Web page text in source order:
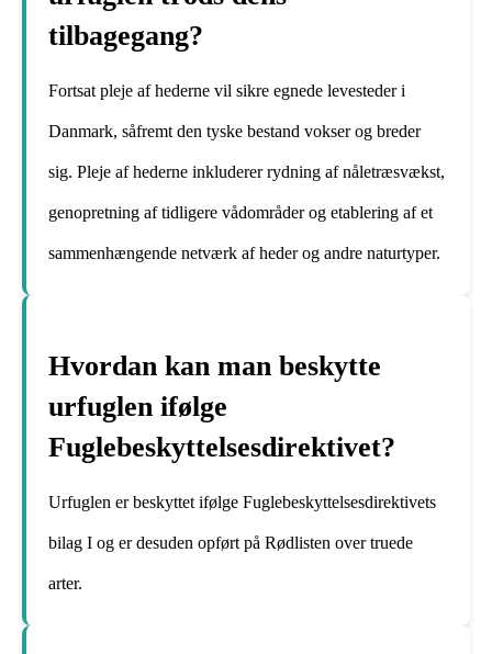
tilbagegang?
Fortsat pleje af hederne vil sikre egnede levesteder i
Danmark, såfremt den tyske bestand vokser og breder
sig. Pleje af hederne inkluderer rydning af nåletræsvækst,
genopretning af tidligere vådområder og etablering af et
sammenhængende netværk af heder og andre naturtyper.
Hvordan kan man beskytte
urfuglen ifølge
Fuglebeskyttelsesdirektivet?
Urfuglen er beskyttet ifølge Fuglebeskyttelsesdirektivets
bilag I og er desuden opført på Rødlisten over truede
arter.